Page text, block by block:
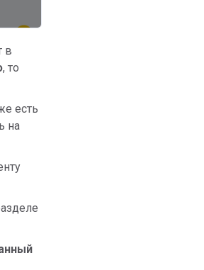
в
, то
есть
на